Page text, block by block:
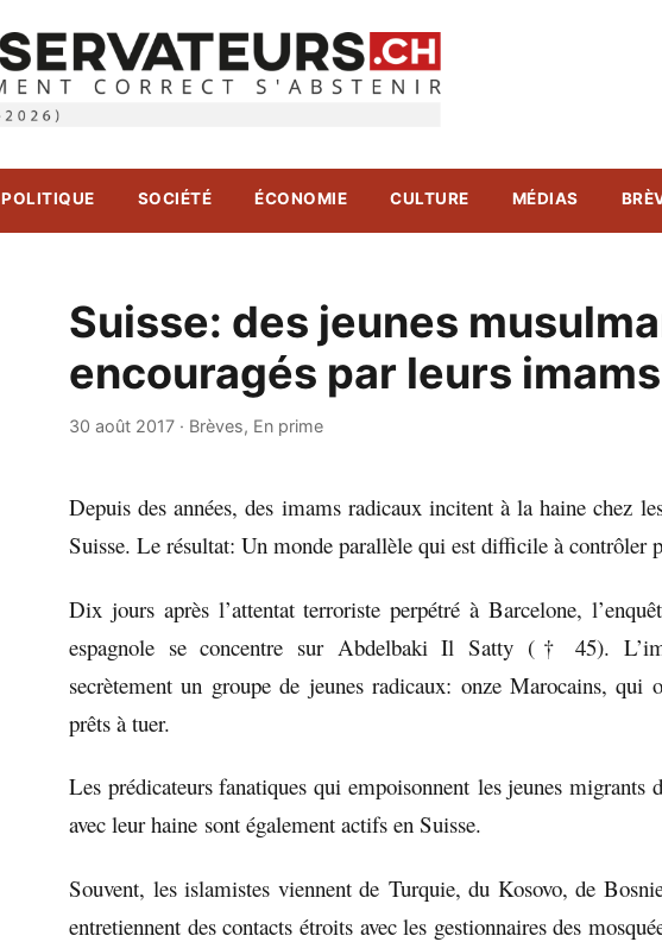
POLITIQUE SOCIÉTÉ ÉCONOMIE CULTURE MÉDIAS
Suisse: des jeunes
encouragés par leurs
30 août 2017 · Brèves, En prime
Depuis des années, des imams radicaux incitent à la haine chez
Suisse. Le résultat: Un monde parallèle qui est difficile à contrôler
Dix jours après l’attentat terroriste perpétré à Barcelone,
espagnole se concentre sur Abdelbaki Il Satty († 45).
secrètement un groupe de jeunes radicaux: onze Marocains, qui
prêts à tuer.
Les prédicateurs fanatiques qui empoisonnent les jeunes migrants
avec leur haine sont également actifs en Suisse.
Souvent, les islamistes viennent de Turquie, du Kosovo, de
entretiennent des contacts étroits avec les gestionnaires des